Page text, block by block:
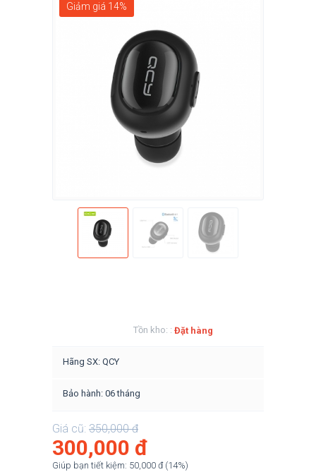
Giảm giá 14%
Tồn kho: : Đặt hàng
Hãng SX: QCY
Bảo hành: 06 tháng
Giá cũ: 350,000 đ
300,000 đ
Giúp bạn tiết kiệm: 50,000 đ(14%)